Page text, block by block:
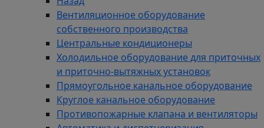
Вентиляционное оборудование
собственного производства
Центральные кондиционеры
Холодильное оборудование для приточных
и приточно-вытяжных установок
Прямоугольное канальное оборудование
Круглое канальное оборудование
Противопожарные клапана и вентиляторы